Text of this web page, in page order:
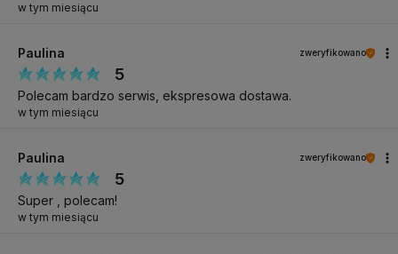
w tym miesiącu
Paulina zweryfikowano
5
Polecam bardzo serwis, ekspresowa dostawa.
w tym miesiącu
Paulina zweryfikowano
5
Super , polecam!
w tym miesiącu